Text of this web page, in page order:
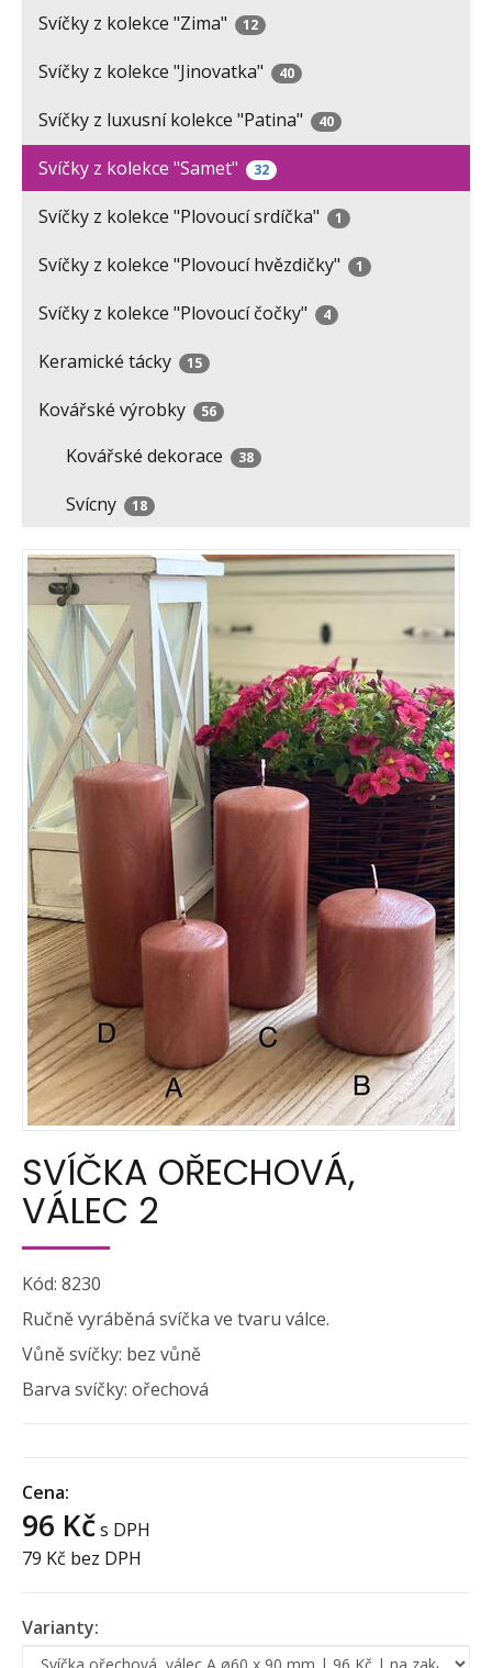
Svíčky z kolekce "Zima" 12
Svíčky z kolekce "Jinovatka" 40
Svíčky z luxusní kolekce "Patina" 40
Svíčky z kolekce "Samet" 32
Svíčky z kolekce "Plovoucí srdíčka" 1
Svíčky z kolekce "Plovoucí hvězdičky" 1
Svíčky z kolekce "Plovoucí čočky" 4
Keramické tácky 15
Kovářské výrobky 56
Kovářské dekorace 38
Svícny 18
SVÍČKA OŘECHOVÁ,
VÁLEC 2
Kód: 8230
Ručně vyráběná svíčka ve tvaru válce.
Vůně svíčky: bez vůně
Barva svíčky: ořechová
Cena:
96 Kčs DPH
79 Kč bez DPH
Varianty: